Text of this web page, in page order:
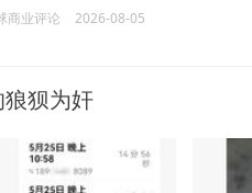
商业评论 2026-08-05
狼狈为奸